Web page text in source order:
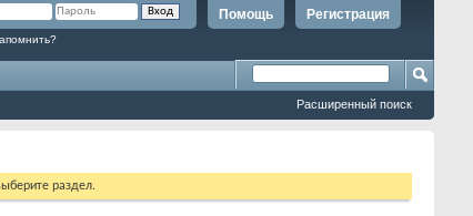
Регистрация
Помощь
Расширенный поиск
раздел.